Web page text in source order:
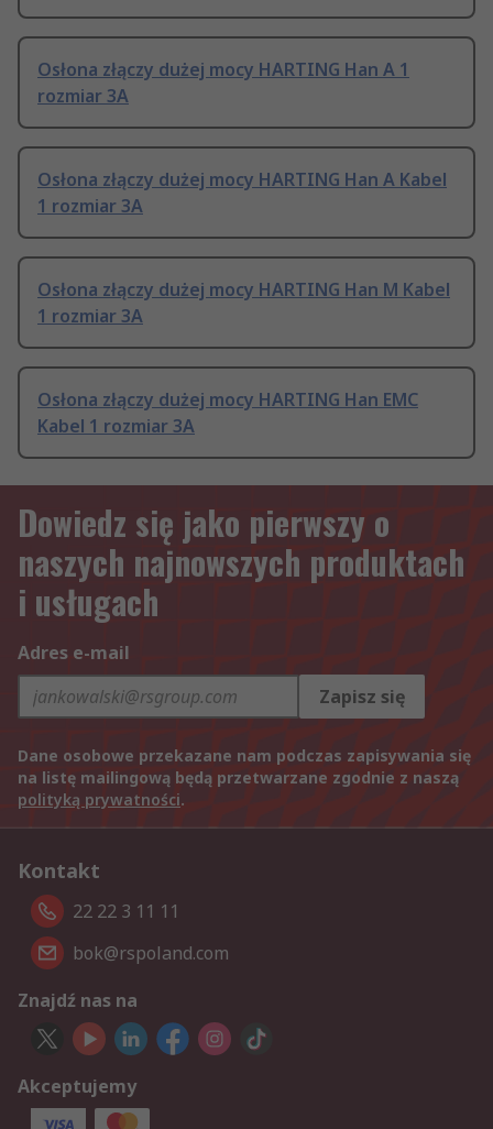
Osłona złączy dużej mocy HARTING Han A 1
rozmiar 3A
Osłona złączy dużej mocy HARTING Han A Kabel
1 rozmiar 3A
Osłona złączy dużej mocy HARTING Han M Kabel
1 rozmiar 3A
Osłona złączy dużej mocy HARTING Han EMC
Kabel 1 rozmiar 3A
Dowiedz się jako pierwszy o
naszych najnowszych produktach
i usługach
Adres e-mail
Zapisz się
Dane osobowe przekazane nam podczas zapisywania się
na listę mailingową będą przetwarzane zgodnie z naszą
polityką prywatności.
Kontakt
22 22 3 11 11
bok@rspoland.com
Znajdź nas na
Akceptujemy